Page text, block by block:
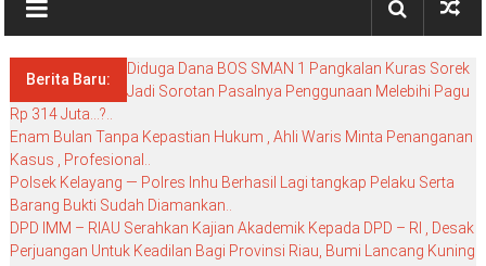
My
BlogBerita Baru:
Diduga Dana BOS SMAN 1 Pangkalan Kuras Sorek
Jadi Sorotan Pasalnya Penggunaan Melebihi Pagu
Rp 314 Juta…?..
Enam Bulan Tanpa Kepastian Hukum , Ahli Waris Minta Penanganan
Kasus , Profesional..
Polsek Kelayang — Polres Inhu Berhasil Lagi tangkap Pelaku Serta
Barang Bukti Sudah Diamankan..
DPD IMM – RIAU Serahkan Kajian Akademik Kepada DPD – RI , Desak
Perjuangan Untuk Keadilan Bagi Provinsi Riau, Bumi Lancang Kuning